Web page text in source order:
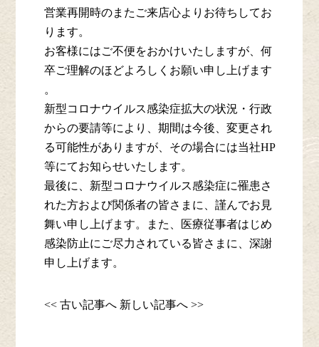
営業再開時のまたご来店心よりお待ちしてお
ります。
お客様にはご不便をおかけいたしますが、何
卒ご理解のほどよろしくお願い申し上げます
。
新型コロナウイルス感染症拡大の状況・行政
からの要請等により、期間は今後、変更され
る可能性がありますが、その場合には当社HP
等にてお知らせいたします。
最後に、新型コロナウイルス感染症に罹患さ
れた方および関係者の皆さまに、謹んでお見
舞い申し上げます。また、医療従事者はじめ
感染防止にご尽力されている皆さまに、深謝
申し上げます。
<< 古い記事へ 新しい記事へ >>